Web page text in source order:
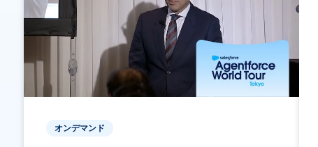
オンデマンド